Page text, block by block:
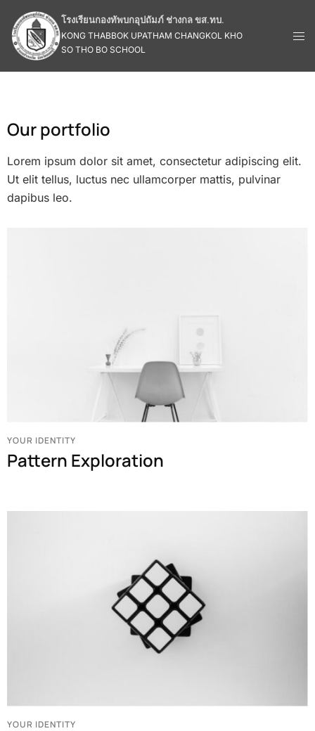
โรงเรียนกองทัพบกอุปถัมภ์ ช่างกล ขส.ทบ.
KONG THABBOK UPATHAM CHANGKOL KHO
SO THO BO SCHOOL
Our portfolio
Lorem ipsum dolor sit amet, consectetur adipiscing elit.
Ut elit tellus, luctus nec ullamcorper mattis, pulvinar
dapibus leo.
YOUR IDENTITY
Pattern Exploration
YOUR IDENTITY